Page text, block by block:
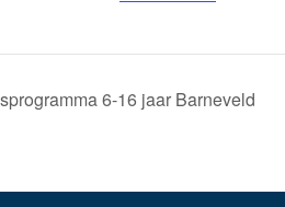
6-16 jaar Barneveld